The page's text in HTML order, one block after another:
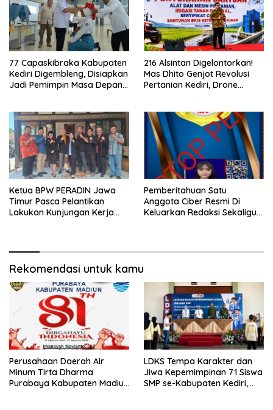
77 Capaskibraka Kabupaten
Kediri Digembleng, Disiapkan
Jadi Pemimpin Masa Depan
216 Alsintan Digelontorkan!
Mas Dhito Genjot Revolusi
Pertanian Kediri, Drone
Petani
Ketua BPW PERADIN Jawa
Timur Pasca Pelantikan
Lakukan Kunjungan Kerja
Pemberitahuan Satu
Anggota Ciber Resmi Di
Keluarkan Redaksi Sekaligus
Rekomendasi untuk kamu
Perusahaan Daerah Air
Minum Tirta Dharma
Purabaya Kabupaten Madiun
LDKS Tempa Karakter dan
Jiwa Kepemimpinan 71 Siswa
SMP se-Kabupaten Kediri,